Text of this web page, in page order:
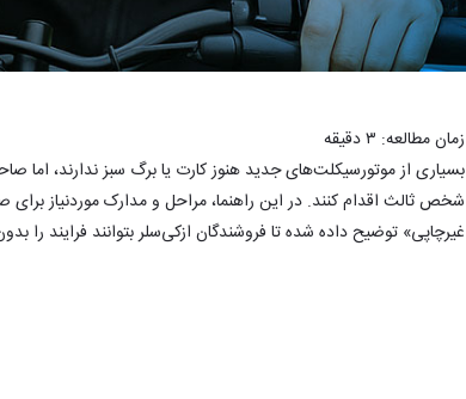
زمان مطالعه: ۳دقیقه
بسیاری از موتورسیکلت‌های جدید هنوز کارت یا برگ سبز ندارند، اما
شخص ثالث اقدام کنند. در این راهنما، مراحل و مدارک موردنیاز
غیرچاپی» توضیح داده شده تا فروشندگان ازکی‌سلر بتوانند فرایند